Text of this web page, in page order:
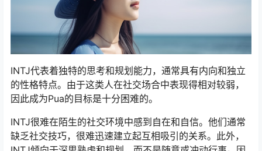
INTJ代表着独特的思考和规划能力，通常具有内向和独立
的性格特点。由于这类人在社交场合中表现得相对较弱，
因此成为Pua的目标是十分困难的。
INTJ很难在陌生的社交环境中感到自在和自信。他们通常
缺乏社交技巧，很难迅速建立起互相吸引的关系。此外，